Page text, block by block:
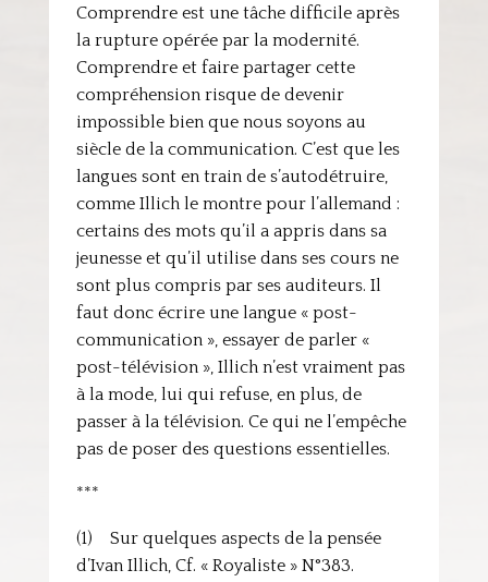
Comprendre est une tâche difficile après
la rupture opérée par la modernité.
Comprendre et faire partager cette
compréhension risque de devenir
impossible bien que nous soyons au
siècle de la communication. C’est que les
langues sont en train de s’autodétruire,
comme Illich le montre pour l’allemand :
certains des mots qu’il a appris dans sa
jeunesse et qu’il utilise dans ses cours ne
sont plus compris par ses auditeurs. Il
faut donc écrire une langue « post-
communication », essayer de parler «
post-télévision », Illich n’est vraiment pas
à la mode, lui qui refuse, en plus, de
passer à la télévision. Ce qui ne l’empêche
pas de poser des questions essentielles.
***
(1) Sur quelques aspects de la pensée
d’Ivan Illich, Cf. « Royaliste » N°383.